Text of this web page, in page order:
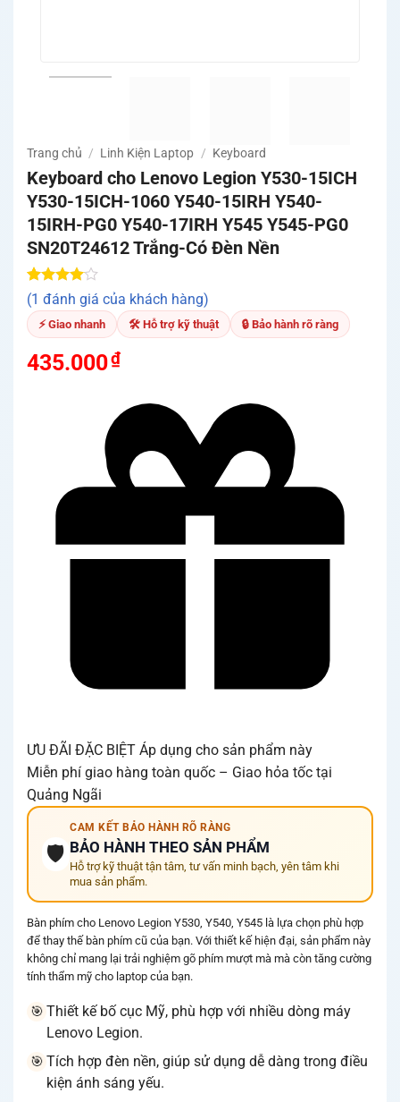
Trang chủ / Linh Kiện Laptop / Keyboard
Keyboard cho Lenovo Legion Y530-15ICH
Y530-15ICH-1060 Y540-15IRH Y540-
15IRH-PG0 Y540-17IRH Y545 Y545-PG0
SN20T24612 Trắng-Có Đèn Nền
4.00trên
5 dựa
trên
1
đánh
giá
(1 đánh giá của khách hàng)
⚡ Giao nhanh 🛠 Hỗ trợ kỹ thuật 🔒 Bảo hành rõ ràng
435.000₫
ƯU ĐÃI ĐẶC BIỆT Áp dụng cho sản phẩm này
Miễn phí giao hàng toàn quốc – Giao hỏa tốc tại
Quảng Ngãi
🛡️
CAM KẾT BẢO HÀNH RÕ RÀNG
BẢO HÀNH THEO SẢN PHẨM
Hỗ trợ kỹ thuật tận tâm, tư vấn minh bạch, yên tâm khi
mua sản phẩm.
Bàn phím cho Lenovo Legion Y530, Y540, Y545 là lựa chọn phù hợp
để thay thế bàn phím cũ của bạn. Với thiết kế hiện đại, sản phẩm này
không chỉ mang lại trải nghiệm gõ phím mượt mà mà còn tăng cường
tính thẩm mỹ cho laptop của bạn.
🎯 Thiết kế bố cục Mỹ, phù hợp với nhiều dòng máy
Lenovo Legion.
🎯 Tích hợp đèn nền, giúp sử dụng dễ dàng trong điều
kiện ánh sáng yếu.